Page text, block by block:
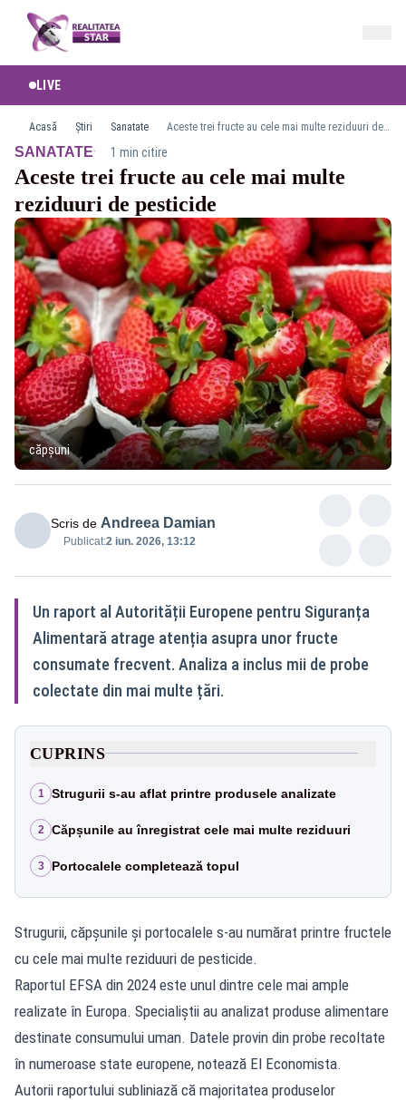
LIVE
Acasă Știri Sanatate Aceste trei fructe au cele mai multe reziduuri de pesticide
SANATATE· 1 min citire
Aceste trei fructe au cele mai multe
reziduuri de pesticide
căpșuni
Scris de Andreea Damian
Publicat:2 iun. 2026, 13:12
Un raport al Autorității Europene pentru Siguranța
Alimentară atrage atenția asupra unor fructe
consumate frecvent. Analiza a inclus mii de probe
colectate din mai multe țări.
CUPRINS
1 Strugurii s-au aflat printre produsele analizate
2 Căpșunile au înregistrat cele mai multe reziduuri
3 Portocalele completează topul
Strugurii, căpșunile și portocalele s-au numărat printre fructele
cu cele mai multe reziduuri de pesticide.
Raportul EFSA din 2024 este unul dintre cele mai ample
realizate în Europa. Specialiștii au analizat produse alimentare
destinate consumului uman. Datele provin din probe recoltate
în numeroase state europene, notează El Economista.
Autorii raportului subliniază că majoritatea produselor